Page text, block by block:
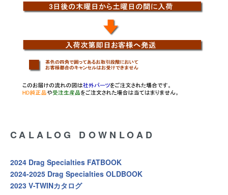
CALALOG DOWNLOAD
2024 Drag Specialties FATBOOK
2024-2025 Drag Specialties OLDBOOK
2023 V-TWINカタログ